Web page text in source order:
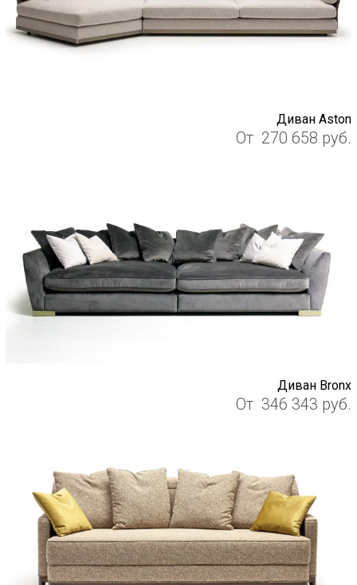
Диван Aston
От 270 658 руб.
Диван Bronx
От 346 343 руб.